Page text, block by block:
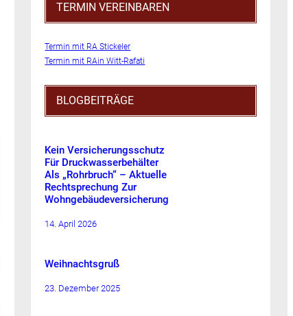
TERMIN VEREINBAREN
Termin mit RA Stickeler
Termin mit RAin Witt-Rafati
BLOGBEITRÄGE
Kein Versicherungsschutz
Für Druckwasserbehälter
Als „Rohrbruch“ – Aktuelle
Rechtsprechung Zur
Wohngebäudeversicherung
14. April 2026
Weihnachtsgruß
23. Dezember 2025